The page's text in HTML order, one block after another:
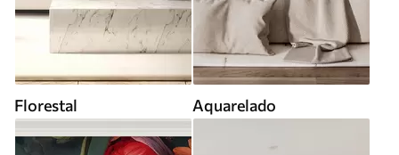
Florestal Aquarelado